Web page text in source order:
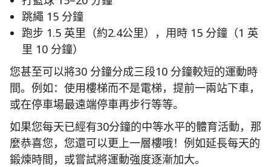
跳繩 15 分鐘
跑步 1.5 英里（約2.4公里），用時 15 分鐘（1 英
里 10 分鐘）
您甚至可以將30 分鐘分成三段10 分鐘較短的運動時
間。例如：使用樓梯而不是電梯，提前一兩站下車，
或在停車場最遠端停車再步行等等。
如果您每天已經有30分鐘的中等水平的體育活動，那
麼恭喜您，您還可以更上一層樓哦！例如延長每天的
鍛煉時間，或嘗試將運動強度逐漸加大。